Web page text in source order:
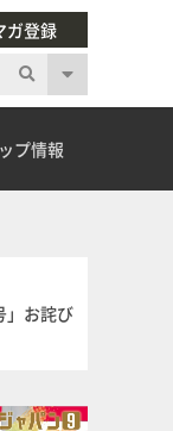
ガ登録
プ情報
」お詫び